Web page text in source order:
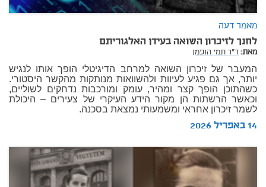
מאמר דעה
לחנך לזיכרון השואה בעידן האלגוריתם
מאת:ד"ר תמי הופמן
המעבר של זיכרון השואה למרחב הדיגיטלי הופך אותו לנגיש
יותר, אך גם פגיע לעיוות ולהשוואות מנותקות מהקשר היסטורי.
כשהתוכן הופך קצר ומהיר, עומק ומורכבות נדחקים לשוליים,
וכאשר הרשתות הן מקור הידע העיקרי של צעירים – היכולת
לשמר זיכרון אחראי ומשמעותי נמצאת בסכנה.
14 באפריל 2026